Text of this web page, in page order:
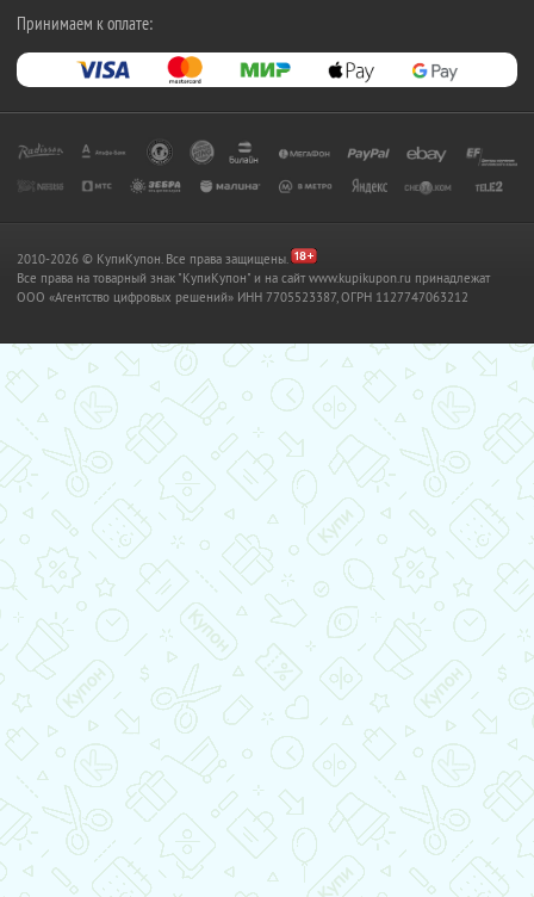
Принимаем к оплате:
2010-2026 © КупиКупон. Все права защищены.
Все права на товарный знак "КупиКупон" и на сайт www.kupikupon.ru принадлежат
OOO «Агентство цифровых решений» ИНН 7705523387, ОГРН 1127747063212